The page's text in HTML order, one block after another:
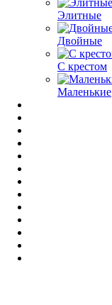
Элитные
Двойные
С крестом
Маленькие